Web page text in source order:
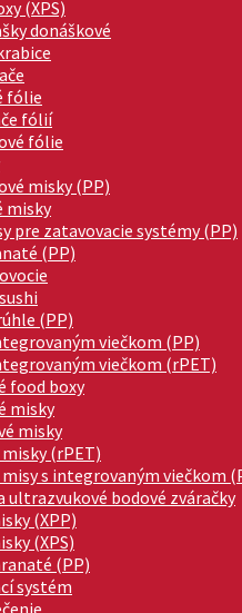
(XPS)
donáškové
fólie
fólií
fólie
misky (PP)
misky
pre zatavovacie systémy (PP)
(PP)
(PP)
viečkom (PP)
viečkom (rPET)
food boxy
misky
misky
(rPET)
s integrovaným viečkom
ultrazvukové bodové zváračky
(XPP)
(XPS)
(PP)
systém